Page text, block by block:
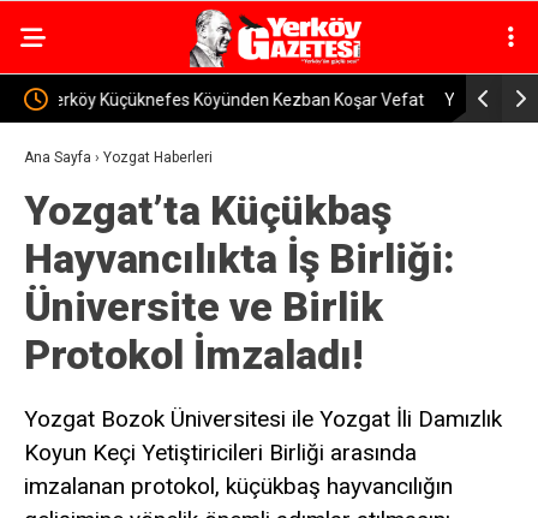
Vefat Yozgat’ta Kaybolan 170 Küçükbaş Hayvan Bulundu
Ana Sayfa › Yozgat Haberleri
Yozgat’ta Küçükbaş
Hayvancılıkta İş Birliği:
Üniversite ve Birlik
Protokol İmzaladı!
Yozgat Bozok Üniversitesi ile Yozgat İli Damızlık
Koyun Keçi Yetiştiricileri Birliği arasında
imzalanan protokol, küçükbaş hayvancılığın